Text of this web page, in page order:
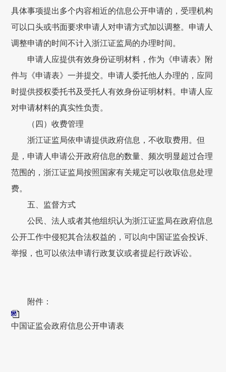
具体事项提出多个内容相近的信息公开申请的，受理机构
可以口头或书面要求申请人对申请方式加以调整。申请人
调整申请的时间不计入浙江证监局的办理时间。
申请人应提供有效身份证明材料，作为《申请表》附
件与《申请表》一并提交。申请人委托他人办理的，应同
时提供授权委托书及受托人有效身份证明材料。申请人应
对申请材料的真实性负责。
（四）收费管理
浙江证监局依申请提供政府信息，不收取费用。但
是，申请人申请公开政府信息的数量、频次明显超过合理
范围的，浙江证监局按照国家有关规定可以收取信息处理
费。
五、监督方式
公民、法人或者其他组织认为浙江证监局在政府信息
公开工作中侵犯其合法权益的，可以向中国证监会投诉、
举报，也可以依法申请行政复议或者提起行政诉讼。
附件：
中国证监会政府信息公开申请表